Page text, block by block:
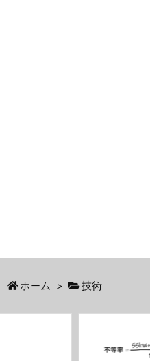
ホーム > 技術